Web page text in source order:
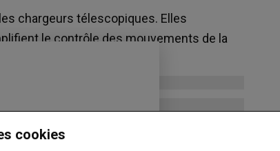
chargeurs télescopiques. Elles
le contrôle des mouvements de la
confort de l’utilisateur.
cookies